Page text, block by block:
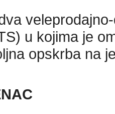
u kojima je
opskrba na